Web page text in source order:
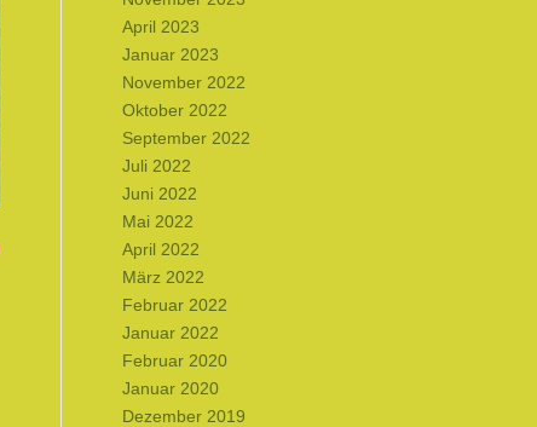
April 2023
Januar 2023
November 2022
Oktober 2022
September 2022
Juli 2022
Juni 2022
Mai 2022
April 2022
März 2022
Februar 2022
Januar 2022
Februar 2020
Januar 2020
Dezember 2019